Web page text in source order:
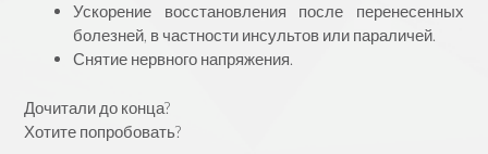
Ускорение восстановления после перенесенных
болезней, в частности инсультов или параличей.
Снятие нервного напряжения.
Дочитали до конца?
Хотите попробовать?